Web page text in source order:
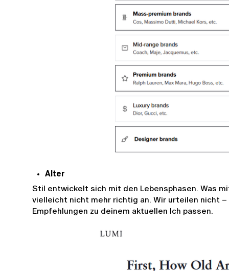
Alter
Stil entwickelt sich mit den Lebensphasen. Was
vielleicht nicht mehr richtig an. Wir urteilen nicht
Empfehlungen zu deinem aktuellen Ich passen.